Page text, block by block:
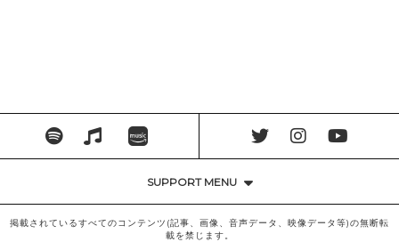
SUPPORT MENU
掲載されているすべてのコンテンツ(記事、画像、音声データ、映像データ等)の無断転
載を禁じます。